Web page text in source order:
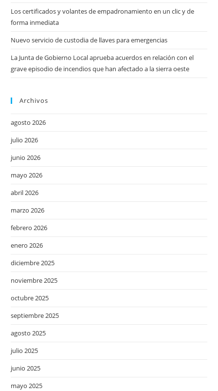
Los certificados y volantes de empadronamiento en un clic y de
forma inmediata
Nuevo servicio de custodia de llaves para emergencias
La Junta de Gobierno Local aprueba acuerdos en relación con el
grave episodio de incendios que han afectado a la sierra oeste
Archivos
agosto 2026
julio 2026
junio 2026
mayo 2026
abril 2026
marzo 2026
febrero 2026
enero 2026
diciembre 2025
noviembre 2025
octubre 2025
septiembre 2025
agosto 2025
julio 2025
junio 2025
mayo 2025